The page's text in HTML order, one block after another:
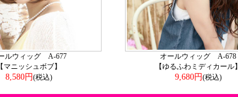
ルウィッグ A-677
マニッシュボブ】
8,580円(税込)
オールウィッグ A-678
【ゆるふわミディカール】
9,680円(税込)